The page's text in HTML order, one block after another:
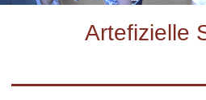
Artefizielle